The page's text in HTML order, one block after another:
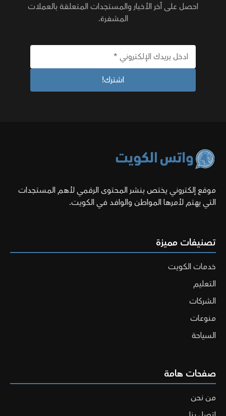
احصل على آخر الأخبار والمستجدات المتعلقة بالعملات
المشفرة.
موقع إلكتروني يختص بنشر المحتوى الرقمي لأهم المستجدات
التي يهتم لأمرها المواطن والوافد في الكويت.
تصنيفات مميزة
خدمات الكويت
التعليم
الشركات
منوعات
السياحة
صفحات هامة
من نحن